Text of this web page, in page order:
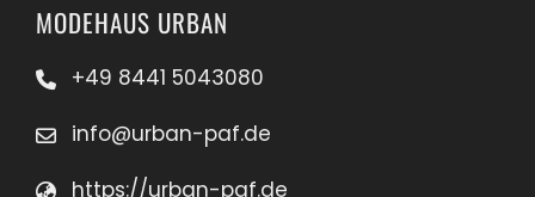
MODEHAUS URBAN
+49 8441 5043080
info@urban-paf.de
https://urban-paf.de